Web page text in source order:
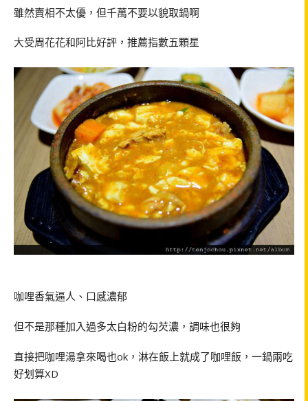
雖然賣相不太優，但千萬不要以貌取鍋啊
大受周花花和阿比好評，推薦指數五顆星
咖哩香氣逼人、口感濃郁
但不是那種加入過多太白粉的勾芡濃，調味也很夠
直接把咖哩湯拿來喝也ok ，淋在飯上就成了咖哩飯，一鍋兩吃
好划算XD